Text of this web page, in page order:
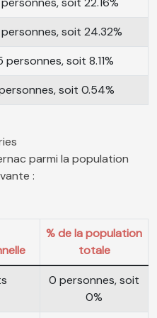
soit 24.32%
personnes, soit 8.11%
soit 0.54%
parmi la population
:
% de la population
totale
0 personnes, soit
0%